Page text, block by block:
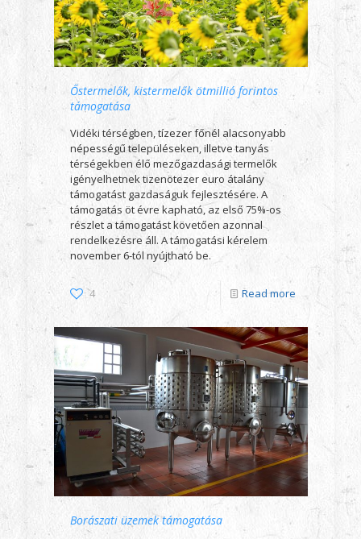
Őstermelők, kistermelők ötmillió forintos
támogatása
Vidéki térségben, tízezer főnél alacsonyabb
népességű településeken, illetve tanyás
térségekben élő mezőgazdasági termelők
igényelhetnek tizenötezer euro átalány
támogatást gazdaságuk fejlesztésére. A
támogatás öt évre kapható, az első 75%-os
részlet a támogatást követően azonnal
rendelkezésre áll. A támogatási kérelem
november 6-tól nyújtható be.
4 Read more
Borászati üzemek támogatása